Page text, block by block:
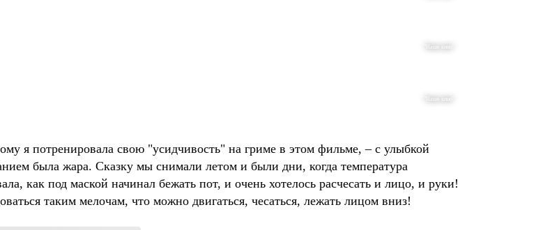
"Наше кино"
"Наше кино"
я потренировала свою "усидчивость" на гриме в этом фильме, – с улыбкой
была жара. Сказку мы снимали летом и были дни, когда температура
как под маской начинал бежать пот, и очень хотелось расчесать и лицо, и руки!
таким мелочам, что можно двигаться, чесаться, лежать лицом вниз!